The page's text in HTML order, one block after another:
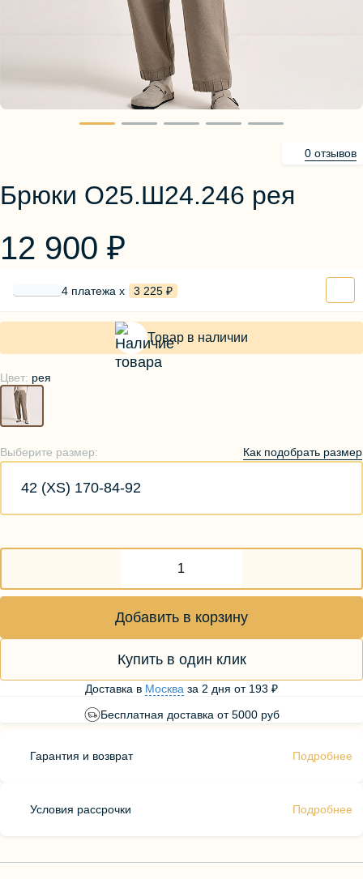
Брюки О25.Ш24.246 рея
0 отзывов
Цвет: рея
Выберите размер: Как подобрать размер
42 (XS) 170-84-92
12 900 ₽
4 платежа х 3 225 ₽
Товар в наличии
Добавить в корзину
Купить в один клик
Доставка в Москва за 2 дня от 193 ₽
Бесплатная доставка от 5000 руб
Гарантия и возврат Подробнее
Условия рассрочки Подробнее